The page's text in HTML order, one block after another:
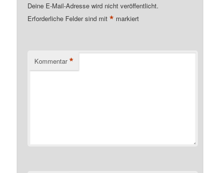
Deine E-Mail-Adresse wird nicht veröffentlicht.
Erforderliche Felder sind mit* markiert
Kommentar *